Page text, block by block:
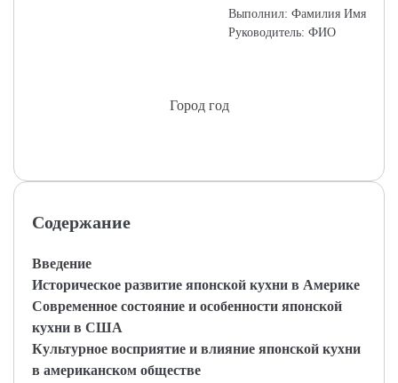
Выполнил: Фамилия Имя
Руководитель: ФИО
Город год
Содержание
Введение
Историческое развитие японской кухни в Америке
Современное состояние и особенности японской
кухни в США
Культурное восприятие и влияние японской кухни
в американском обществе